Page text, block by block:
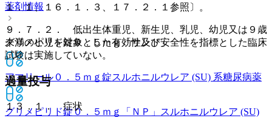
薬剤情報
グリメピリド錠０．５ｍｇ「サンド」
アマリール０．５ｍｇ錠スルホニルウレア (SU) 系糖尿病薬
グリメピリド錠０．５ｍｇ「ＮＰ」
スルホニルウレア (SU)
１．１、１６．１．３、１７．２．１参照〕。
９．７．２． 低出生体重児、新生児、乳児、幼児又は９歳
未満の小児を対象とした有効性及び安全性を指標とした臨床
試験は実施していない。
過量投与
１３．１． 症状